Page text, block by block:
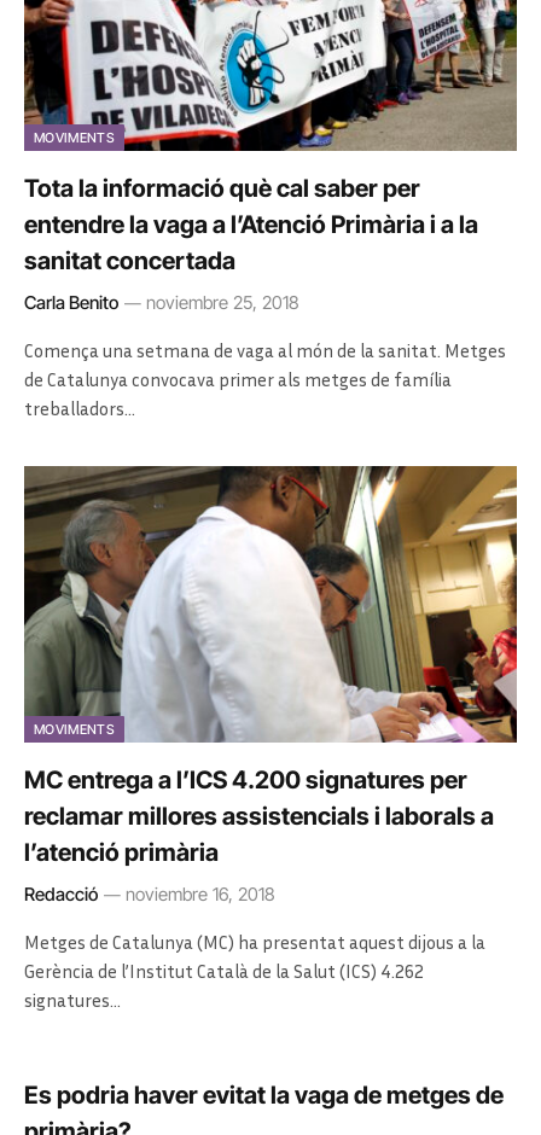
MOVIMENTS
Tota la informació què cal saber per
entendre la vaga a l’Atenció Primària i a la
sanitat concertada
Carla Benito noviembre 25, 2018
Comença una setmana de vaga al món de la sanitat. Metges
de Catalunya convocava primer als metges de família
treballadors…
MOVIMENTS
MC entrega a l’ICS 4.200 signatures per
reclamar millores assistencials i laborals a
l’atenció primària
Redacció noviembre 16, 2018
Metges de Catalunya (MC) ha presentat aquest dijous a la
Gerència de l’Institut Català de la Salut (ICS) 4.262
signatures…
Es podria haver evitat la vaga de metges de